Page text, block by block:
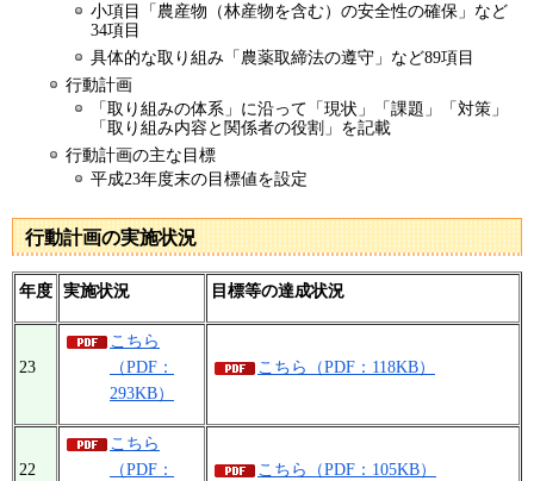
小項目「農産物（林産物を含む）の安全性の確保」など
34項目
具体的な取り組み「農薬取締法の遵守」など89項目
行動計画
「取り組みの体系」に沿って「現状」「課題」「対策」
「取り組み内容と関係者の役割」を記載
行動計画の主な目標
平成23年度末の目標値を設定
行動計画の実施状況
年度 実施状況 目標等の達成状況
23
こちら
（PDF：
293KB）
こちら（PDF：118KB）
22
こちら
（PDF：
こちら（PDF：105KB）